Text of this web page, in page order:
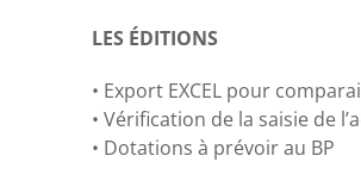
LES ÉDITIONS
• Export EXCEL pour
• Vérification de la saisie de
• Dotations à prévoir au BP